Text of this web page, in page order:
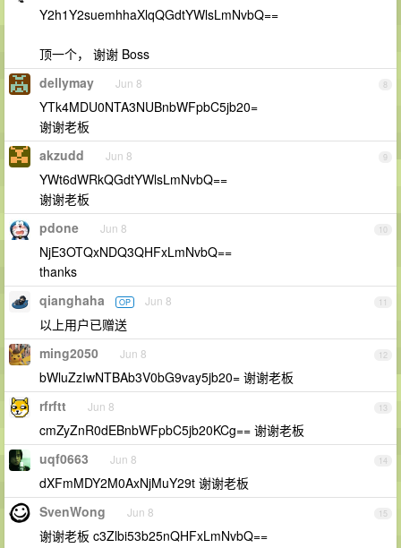
Y2h1Y2suemhhaXlqQGdtYWlsLmNvbQ==
顶一个， 谢谢 Boss
8
dellymay Jun 8
YTk4MDU0NTA3NUBnbWFpbC5jb20=
谢谢老板
9
akzudd Jun 8
YWt6dWRkQGdtYWlsLmNvbQ==
谢谢老板
10
pdone Jun 8
NjE3OTQxNDQ3QHFxLmNvbQ==
thanks
11
qianghaha OP Jun 8
以上用户已赠送
12
ming2050 Jun 8
bWluZzIwNTBAb3V0bG9vay5jb20= 谢谢老板
13
rfrftt Jun 8
cmZyZnR0dEBnbWFpbC5jb20KCg== 谢谢老板
14
uqf0663 Jun 8
dXFmMDY2M0AxNjMuY29t 谢谢老板
15
SvenWong Jun 8
谢谢老板 c3Zlbi53b25nQHFxLmNvbQ==